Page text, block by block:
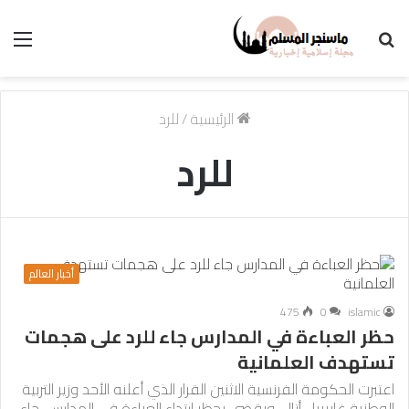
الرئيسية/للرد
للرد
أخبار العالم
islamic
0
475
حظر العباءة في المدارس جاء للرد على هجمات
تستهدف العلمانية
اعتبرت الحكومة الفرنسية الاثنين القرار الذي أعلنه الأحد وزير التربية